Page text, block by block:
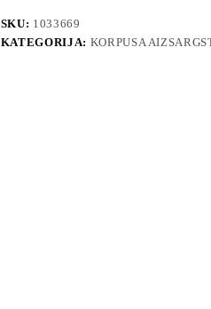
tālrunim
-
rozā
SKU: 1033669
KATEGORIJA: KORPUSA